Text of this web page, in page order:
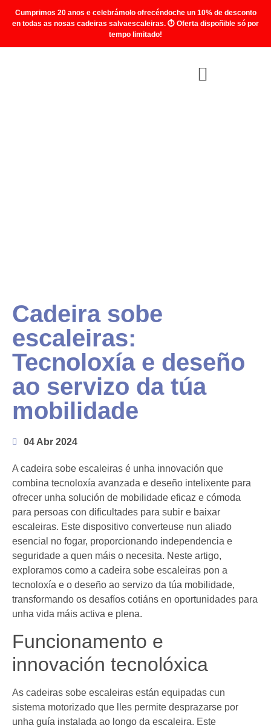
Cumprimos 20 anos e celebrámolo ofrecéndoche un 10% de desconto
en todas as nosas cadeiras salvaescaleiras. ⏱️ Oferta dispoñible só por
tempo limitado!
Cadeira sobe
escaleiras:
Tecnoloxía e deseño
ao servizo da túa
mobilidade
04 Abr 2024
A cadeira sobe escaleiras é unha innovación que
combina tecnoloxía avanzada e deseño intelixente para
ofrecer unha solución de mobilidade eficaz e cómoda
para persoas con dificultades para subir e baixar
escaleiras. Este dispositivo converteuse nun aliado
esencial no fogar, proporcionando independencia e
seguridade a quen máis o necesita. Neste artigo,
exploramos como a cadeira sobe escaleiras pon a
tecnoloxía e o deseño ao servizo da túa mobilidade,
transformando os desafíos cotiáns en oportunidades para
unha vida máis activa e plena.
Funcionamento e
innovación tecnolóxica
As cadeiras sobe escaleiras están equipadas cun
sistema motorizado que lles permite desprazarse por
unha guía instalada ao longo da escaleira. Este